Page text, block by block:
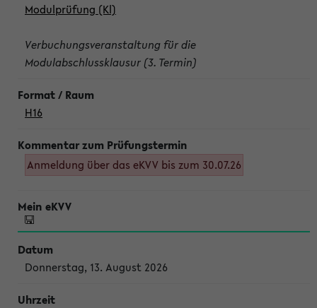
Modulprüfung (Kl)
Verbuchungsveranstaltung für die
Modulabschlussklausur (3. Termin)
H16
Anmeldung über das eKVV bis zum 30.07.26
Donnerstag, 13. August 2026